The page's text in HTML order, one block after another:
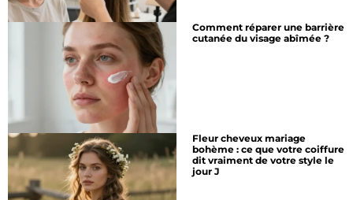
Comment réparer une barrière
cutanée du visage abîmée ?
Fleur cheveux mariage
bohème : ce que votre coiffure
dit vraiment de votre style le
jour J